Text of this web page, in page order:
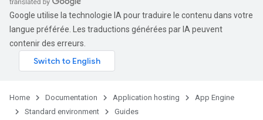
Google utilise la technologie IA pour traduire le contenu dans votre
langue préférée. Les traductions générées par IA peuvent
contenir des erreurs.
Home Documentation Application hosting
App Engine
Standard environment
Guides